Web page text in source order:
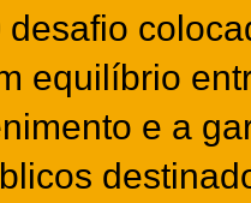
desafio
equilíbrio
e a